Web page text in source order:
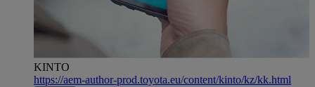
KINTO
https://aem-author-prod.toyota.eu/content/kinto/kz/kk.html